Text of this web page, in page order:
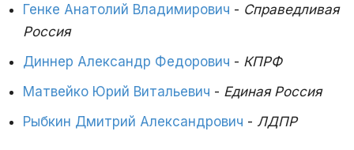
Генке Анатолий Владимирович - Справедливая
Россия
Диннер Александр Федорович - КПРФ
Матвейко Юрий Витальевич - Единая Россия
Рыбкин Дмитрий Александрович - ЛДПР